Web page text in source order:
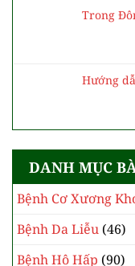
Trong
Hướng
DANH MỤC
Bệnh Cơ Xương
Bệnh Da Liễu (46)
Bệnh Hô Hấp (90)